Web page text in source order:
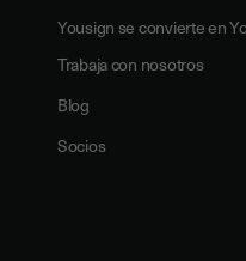
Yousign se convierte en
Trabaja con nosotros
Blog
Socios